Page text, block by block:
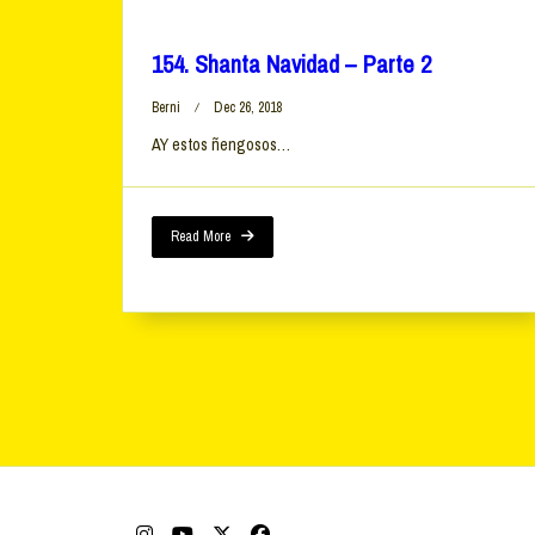
154. Shanta Navidad – Parte 2
Berni Dec 26, 2018
AY estos ñengosos…
Read More